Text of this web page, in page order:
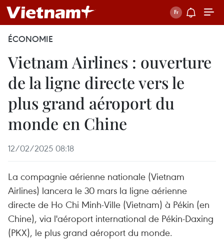
ÉCONOMIE
Vietnam Airlines : ouverture
de la ligne directe vers le
plus grand aéroport du
monde en Chine
12/02/2025 08:18
La compagnie aérienne nationale (Vietnam
Airlines) lancera le 30 mars la ligne aérienne
directe de Ho Chi Minh-Ville (Vietnam) à Pékin (en
Chine), via l'aéroport international de Pékin-Daxing
(PKX), le plus grand aéroport du monde.